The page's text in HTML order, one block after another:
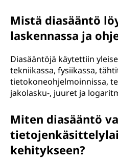
Mistä diasääntö
laskennassa ja
Diasääntöjä käytettiin
tekniikassa, fysiikassa,
tietokoneohjelmoinnissa,
jakolasku-, juuret ja
Miten diasääntö
kehitykseen?